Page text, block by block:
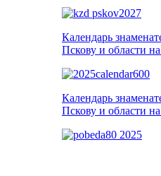
Календарь
Пскову и области
Календарь
Пскову и области